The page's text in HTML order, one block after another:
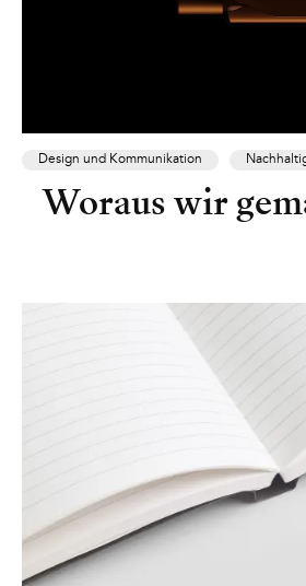
Design und Kommunikation
Woraus wir